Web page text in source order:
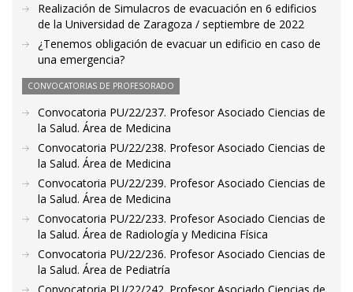
Realización de Simulacros de evacuación en 6 edificios
de la Universidad de Zaragoza / septiembre de 2022
¿Tenemos obligación de evacuar un edificio en caso de
una emergencia?
CONVOCATORIAS DE PROFESORADO
Convocatoria PU/22/237. Profesor Asociado Ciencias de
la Salud. Área de Medicina
Convocatoria PU/22/238. Profesor Asociado Ciencias de
la Salud. Área de Medicina
Convocatoria PU/22/239. Profesor Asociado Ciencias de
la Salud. Área de Medicina
Convocatoria PU/22/233. Profesor Asociado Ciencias de
la Salud. Área de Radiología y Medicina Física
Convocatoria PU/22/236. Profesor Asociado Ciencias de
la Salud. Área de Pediatría